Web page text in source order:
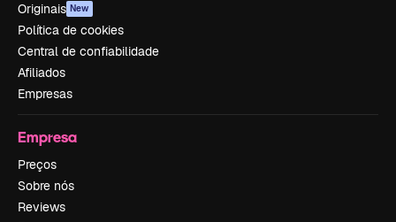
Originais New
Política de cookies
Central de confiabilidade
Afiliados
Empresas
Empresa
Preços
Sobre nós
Reviews